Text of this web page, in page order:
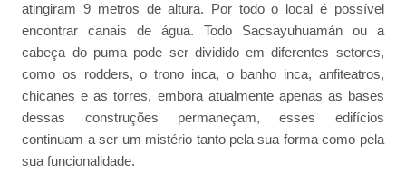
atingiram 9 metros de altura. Por todo o local é possível
encontrar canais de água. Todo Sacsayuhuamán ou a
cabeça do puma pode ser dividido em diferentes setores,
como os rodders, o trono inca, o banho inca, anfiteatros,
chicanes e as torres, embora atualmente apenas as bases
dessas construções permaneçam, esses edifícios
continuam a ser um mistério tanto pela sua forma como pela
sua funcionalidade.